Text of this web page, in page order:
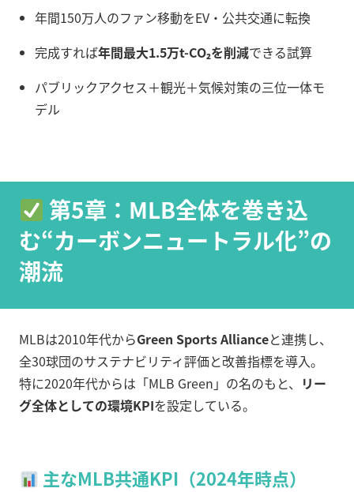
年間150万人のファン移動をEV・公共交通に転換
完成すれば年間最大1.5万t-CO₂を削減できる試算
パブリックアクセス＋観光＋気候対策の三位一体モ
デル
第5章：MLB全体を巻き込
む“カーボンニュートラル化”の
潮流
MLBは2010年代からGreen Sports Allianceと連携し、
全30球団のサステナビリティ評価と改善指標を導入。
特に2020年代からは「MLB Green」の名のもと、 リー
グ全体としての環境KPIを設定している。
主なMLB共通KPI（2024年時点）